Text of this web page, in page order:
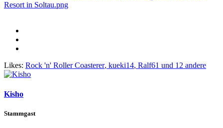
Likes: Rock 'n' Roller Coasterer, kueki14, Ralf61 und 12 andere
Kisho
Stammgast